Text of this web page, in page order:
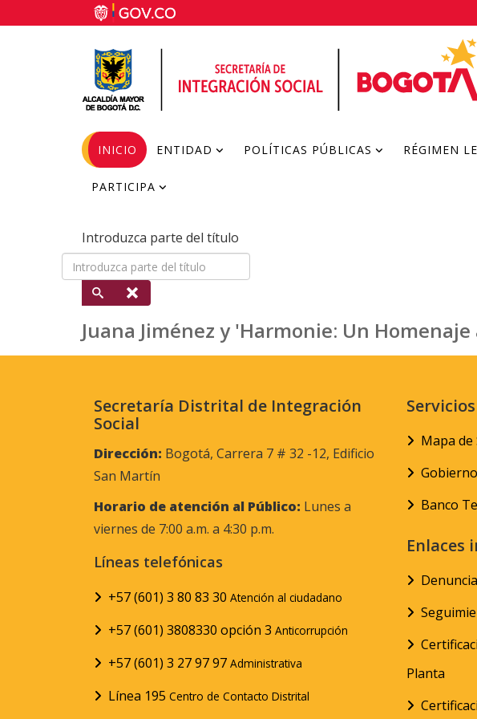
INICIO ENTIDAD POLÍTICAS PÚBLICAS RÉGIMEN
PARTICIPA
Introduzca parte del título
Juana Jiménez y 'Harmonie: Un
Secretaría Distrital de Integración
Social
Dirección: Bogotá, Carrera 7 # 32 -12, Edificio
San Martín
Horario de atención al Público: Lunes a
viernes de 7:00 a.m. a 4:30 p.m.
Líneas telefónicas
+57 (601) 3 80 83 30 Atención al ciudadano
+57 (601) 3808330 opción 3 Anticorrupción
+57 (601) 3 27 97 97 Administrativa
Línea 195 Centro de Contacto Distrital
Mapa de
Banco
Enlaces
Planta